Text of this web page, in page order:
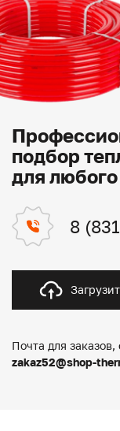
подбор
для
8
Почта для
zakaz52@shop-